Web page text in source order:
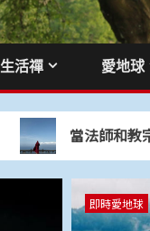
生活禪 愛地球
當法師和教宗相遇
即時愛地球